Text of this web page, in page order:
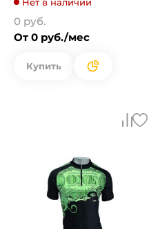
0 руб.
От 0 руб./мес
Купить